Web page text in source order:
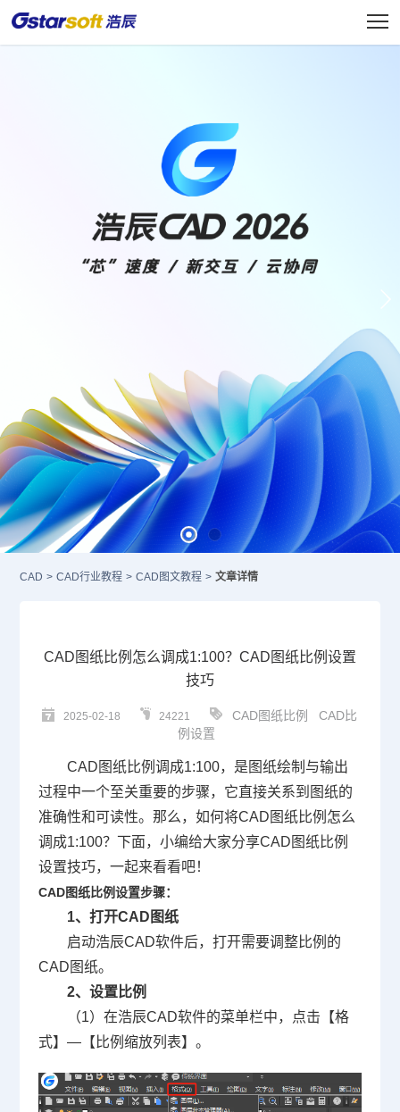
CAD > CAD行业教程 > CAD图文教程 > 文章详情
CAD图纸比例怎么调成1:100？CAD图纸比例设置
技巧
2025-02-18 24221 CAD图纸比例
CAD比
例设置
CAD 图纸比例调成1:100，是图纸绘制与输出
过程中一个至关重要的步骤，它直接关系到图纸的
准确性和可读性。那么，如何将CAD图纸比例怎么
调成1:100？下面，小编给大家分享CAD图纸比例
设置技巧，一起来看看吧！
CAD图纸比例设置步骤：
1、打开CAD图纸
启动浩辰CAD软件后，打开需要调整比例的
CAD图纸。
2、设置比例
（1）在浩辰CAD软件的菜单栏中，点击【格
式】—【比例缩放列表】。